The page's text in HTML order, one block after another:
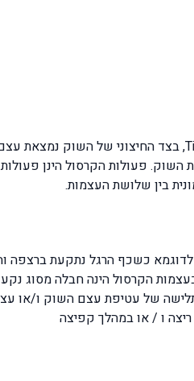
כשכף הרגל נתקעת ברצפה
הקרסול הינה חבלה מסוג
של עטיפת עצם השוק ו/או
ו / או במהלך קפיצה